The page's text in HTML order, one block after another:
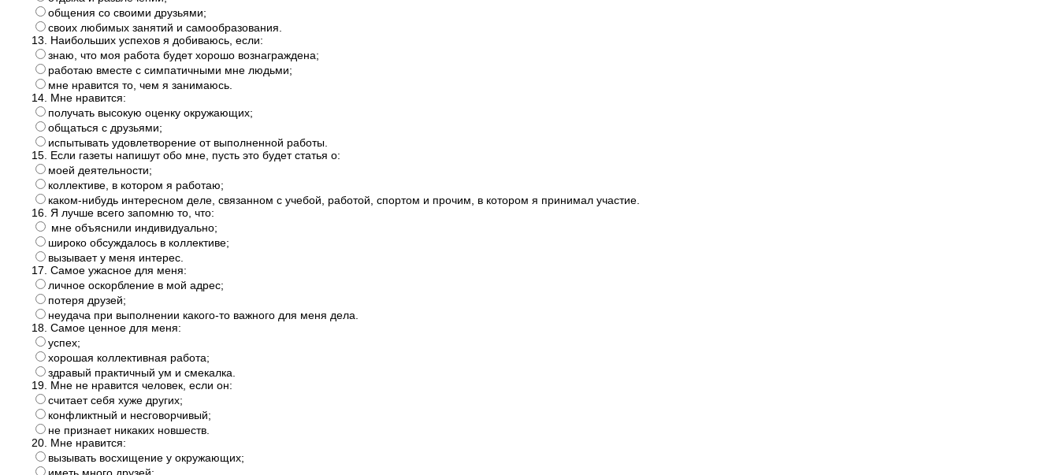
общения со своими друзьями;
своих любимых занятий и самообразования.
13. Наибольших успехов я добиваюсь, если:
знаю, что моя работа будет хорошо вознаграждена;
работаю вместе с симпатичными мне людьми;
мне нравится то, чем я занимаюсь.
14. Мне нравится:
получать высокую оценку окружающих;
общаться с друзьями;
испытывать удовлетворение от выполненной работы.
15. Если газеты напишут обо мне, пусть это будет статья о:
моей деятельности;
коллективе, в котором я работаю;
каком-нибудь интересном деле, связанном с учебой, работой, спортом и прочим, в котором я принимал участие.
16. Я лучше всего запомню то, что:
мне объяснили индивидуально;
широко обсуждалось в коллективе;
вызывает у меня интерес.
17. Самое ужасное для меня:
личное оскорбление в мой адрес;
потеря друзей;
неудача при выполнении какого-то важного для меня дела.
18. Самое ценное для меня:
успех;
хорошая коллективная работа;
здравый практичный ум и смекалка.
19. Мне не нравится человек, если он:
считает себя хуже других;
конфликтный и несговорчивый;
не признает никаких новшеств.
20. Мне нравится:
вызывать восхищение у окружающих;